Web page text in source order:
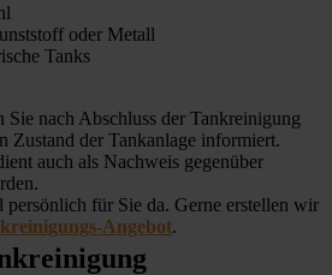
oder Metall
Tanks
Sie nach Abschluss der Tankreinigung
Zustand der Tankanlage informiert.
auch als Nachweis gegenüber
persönlich für Sie da. Gerne erstellen wir
Angebot.